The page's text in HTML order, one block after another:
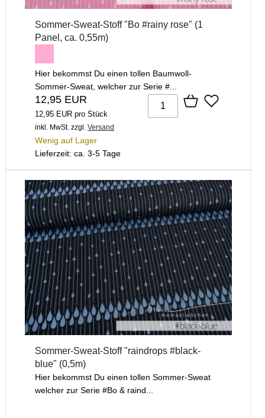
Sommer-Sweat-Stoff "Bo #rainy rose" (1
Panel, ca. 0,55m)
Hier bekommst Du einen tollen Baumwoll-
Sommer-Sweat, welcher zur Serie #...
12,95 EUR
12,95 EUR pro Stück
inkl. MwSt. zzgl. Versand
Wenig auf Lager
Lieferzeit: ca. 3-5 Tage
Sommer-Sweat-Stoff "raindrops #black-
blue" (0,5m)
Hier bekommst Du einen tollen Sommer-Sweat
welcher zur Serie #Bo & raind...